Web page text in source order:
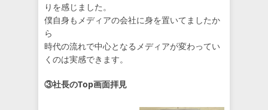
りを感じました。
僕自身もメディアの会社に身を置いてましたか
ら
時代の流れで中心となるメディアが変わってい
くのは実感できます。
③社長のTop画面拝見